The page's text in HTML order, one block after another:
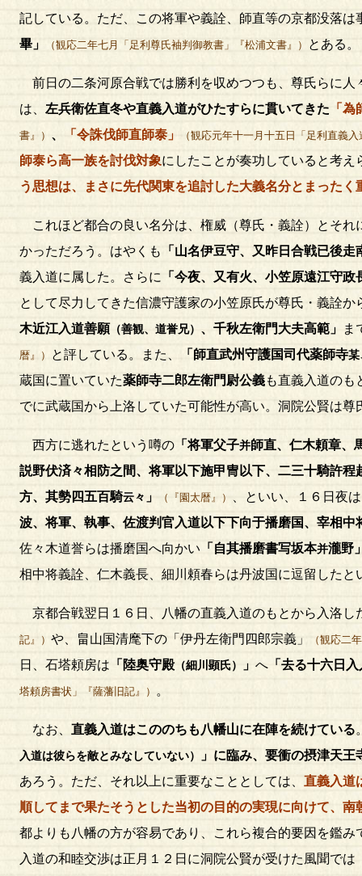
記している。ただ、この将軍や義詮、師直等の京都没落は
畢」
（観応二年七月「足利尊氏袖判御教書」『松浦文書』） とある。
前日の二条河原合戦では勝利を収めつつも、尊氏らに
は、 左兵衛佐直冬や直義入道がひたすらに貫いてきた 「
書』） 、 「令誅伐師直師泰」 （観応元年十一月十五日「足利直義
師泰ら高一族を討伐対象にしたことが奏功していると考え
う思想は、まさに先代関東を追討した大義名分とまったく
これほど都合の良い名分は、権威（尊氏・義詮）とそ
かっただろう。はやくも
「山名伊豆守、又昨日 合戦已後走
義入道に属した。さらに
「今夜、又有火、小笠原遠江守
として尽力してきた信濃守護家の小笠原氏が尊氏・義詮
木近江入道善願 （善観、道誉兄） 、千秋左衛門大夫高範」 ま
暦』） と評している。また、 「師直武州守護国司代薬師寺某
蔵国に置いていた薬師寺二郎左衛門尉公義も直義入道のも
でに武蔵国から上洛していた可能性が高い。洞院公賢は尊
西方に逃れたという噂の 「将軍父子并師直、仁木頼章、
説野伏済々相防之間、将軍以下施甲冑以下、二三十騎許程
方、其勢四五百騎云々 」 （『園太暦』） 、といい、１６日夜は
波、将軍、執事、佐渡判官入道以下下向于播磨国、宰相
佐々木道誉らは播磨国へ向かい 「自其播磨書写坂本并瀧野
相中将義詮、仁木義長、細川頼春らは丹波国に逗留したと
京都合戦翌日１６日、八幡の直義入道のもとから入洛し
記』） や、畠山国清麾下の「伊丹左衛門四郎宗義」 （観応二
日、石塔頼房は 「陸奥守殿（細川顕氏） 」 へ 「去る十六日
塔頼房書状」『薩藩旧記』） 。
なお、 直義入道はこののちも八幡山に在陣を続けている
入道は彼らを敵とみなしていない）
」に臨み、要衝の摂津天
あろう。ただ、それ以上に重要なこととしては、 直義入道
順してまで果たそうとした当初の目的の実現に向けて、
都よりも八幡の方が容易であり、これら複合的要因を鑑
入道の和睦交渉は正月１２日に洞院公賢が受けた風聞では